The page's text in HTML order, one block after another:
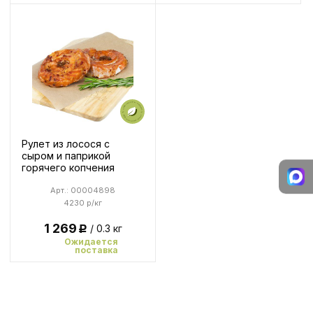
Рулет из лосося с
сыром и паприкой
горячего копчения
4230 р/кг
Арт.: 00004898
1 269Р / 0.3 кг
Ожидается
поставка